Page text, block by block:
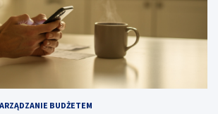
BUDŻETEM